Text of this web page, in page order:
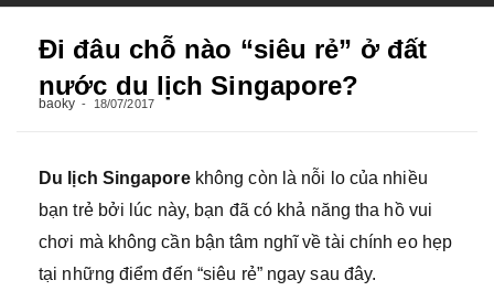
Đi đâu chỗ nào “siêu rẻ” ở đất
nước du lịch Singapore?
baoky 18/07/2017
Du lịch Singaporekhông còn là nỗi lo của nhiều
bạn trẻ bởi lúc này, bạn đã có khả năng tha hồ vui
chơi mà không cần bận tâm nghĩ về tài chính eo hẹp
tại những điểm đến “siêu rẻ” ngay sau đây.